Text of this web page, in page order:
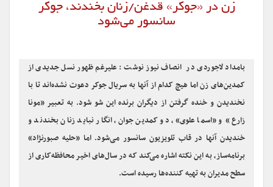
زن در «جوکر» قدغن/زنان بخندند، جوکر
سانسور می‌شود
بامداد لاجوردی در انصاف نیوز نوشت : علیرغم ظهور نسل جدیدی از
کمدین‌های زن اما هیچ کدام از آنها به سریال جوکر دعوت نشده‌اند تا با
نخندیدن و خنده گرفتن از دیگران برنده این شو شود. به تعبیر «مونا
زارع» و «اسما علوی»، دو کمدین جوان، انگار نباید زنان بخندند و
خندیدن آنها در قاب تلویزیون سانسور می‌شود. اما «حلیه صبورنژاد»
برنامه‌ساز، به این نکته اشاره می‌کند که در سال‌های اخیر محافظه‌کاری از
سطح مدیران به تهیه کننده‌ها رسیده است.